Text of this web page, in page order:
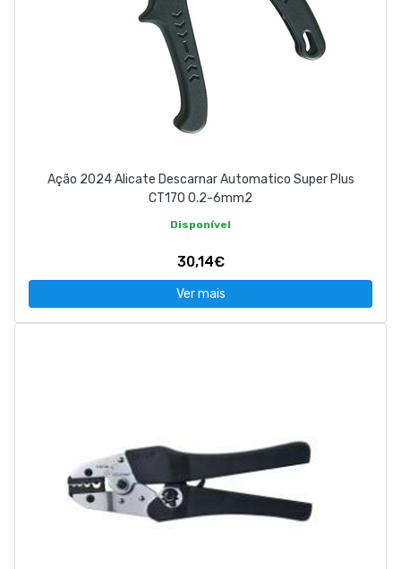
Ação 2024 Alicate Descarnar Automatico Super Plus
CT170 0.2-6mm2
Disponível
30,14€
Ver mais